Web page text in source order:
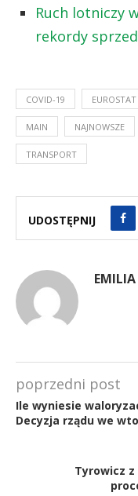
Ruch lotniczy
rekordy
COVID-19 EUROSTAT
MAIN NAJNOWSZE
TRANSPORT
UDOSTĘPNIJ
EMILIA
poprzedni post
Ile wyniesie
Decyzja rządu we
Tyrowicz z